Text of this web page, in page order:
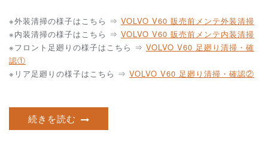
※外装清掃の様子はこちら ⇒ VOLVO V60 販売前メンテ外装清掃
※内装清掃の様子はこちら ⇒ VOLVO V60 販売前メンテ内装清掃
※フロント足廻りの様子はこちら ⇒ VOLVO V60 足廻り清掃・確
認①
※リア足廻りの様子はこちら ⇒ VOLVO V60 足廻り清掃・確認②
続きを読む